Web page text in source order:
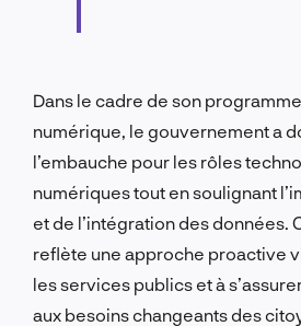
Dans le cadre de son
numérique, le gouvernement a
l’embauche pour les rôles
numériques tout en soulignant
et de l’intégration des données.
reflète une approche proactive
les services publics et à
aux besoins changeants des